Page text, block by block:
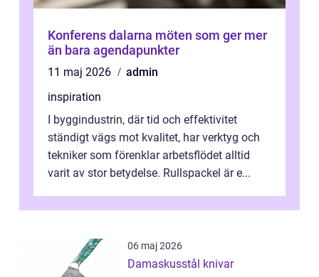
Konferens dalarna möten som ger mer
än bara agendapunkter
11 maj 2026
admin
inspiration
I byggindustrin, där tid och effektivitet
ständigt vägs mot kvalitet, har verktyg och
tekniker som förenklar arbetsflödet alltid
varit av stor betydelse. Rullspackel är e...
06 maj 2026
Damaskusstål knivar